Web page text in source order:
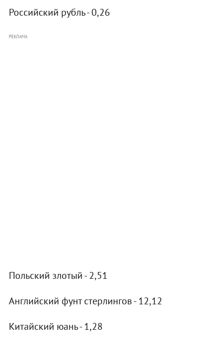
Российский рубль - 0,26
РЕКЛАМА
Польский злотый - 2,51
Английский фунт стерлингов - 12,12
Китайский юань - 1,28